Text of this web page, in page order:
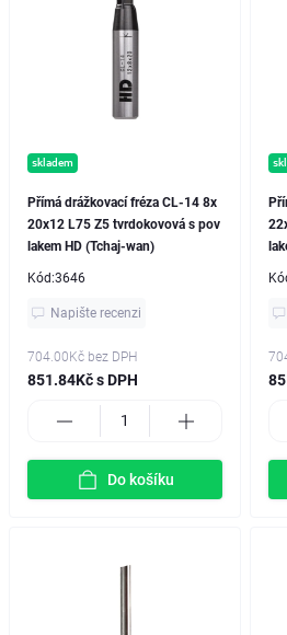
skladem
Přímá drážkovací fréza CL-14 8x
20x12 L75 Z5 tvrdokovová s pov
lakem HD (Tchaj-wan)
Kód:3646
Napište recenzi
704.00Kč bez DPH
851.84Kč s DPH
Do košíku